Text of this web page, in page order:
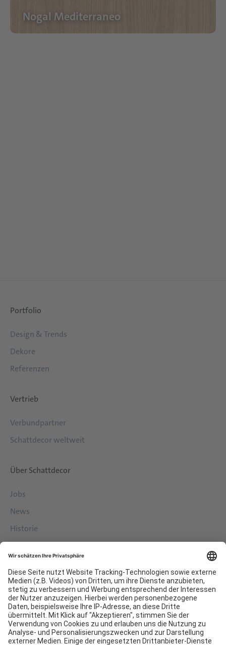
Nogal Mediterraneo
Portfolio
Design & Trends
Dekore
Referenzen
Vertrieb
Verbundpartner
Schattdecor weltweit
Über Schattdecor
Jobs
News
Historie
Services
Downloads
Kontakt
EDI